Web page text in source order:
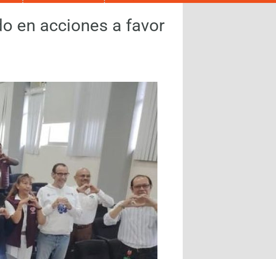
en acciones a favor